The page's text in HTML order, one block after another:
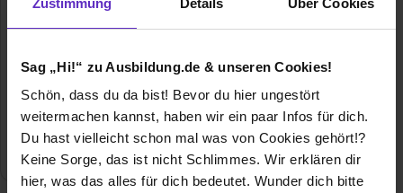
Sag „Hi!“ zu Ausbildung.de & unseren Cookies!
Schön, dass du da bist! Bevor du hier ungestört
weitermachen kannst, haben wir ein paar Infos für dich.
Du hast vielleicht schon mal was von Cookies gehört!?
Keine Sorge, das ist nicht Schlimmes. Wir erklären dir
hier, was das alles für dich bedeutet. Wunder dich bitte
Poststraße 41
15890 Eisenhüttenstadt
E-Mail anzeigen
Gesundheit, Medizin, Pflege